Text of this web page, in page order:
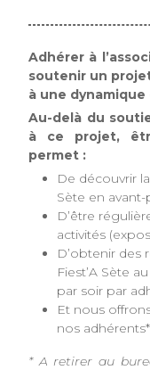
Adhérer à
soutenir un
à une
Au-delà du
à ce projet,
permet :
De découvrir
Sète en
D’être
activités
D’obtenir des
Fiest’A Sète
par soir par
Et nous
nos adhérents*
* A retirer au